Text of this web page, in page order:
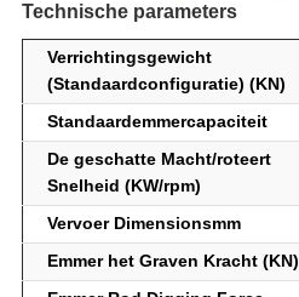
Technische parameters
Verrichtingsgewicht
(Standaardconfiguratie) (KN)
Standaardemmercapaciteit
De geschatte Macht/roteert
Snelheid (KW/rpm)
Vervoer Dimensionsmm
Emmer het Graven Kracht (KN)